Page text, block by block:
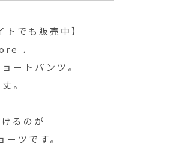
トでも販売中】
．
ートパンツ。
。
るのが
ツです。